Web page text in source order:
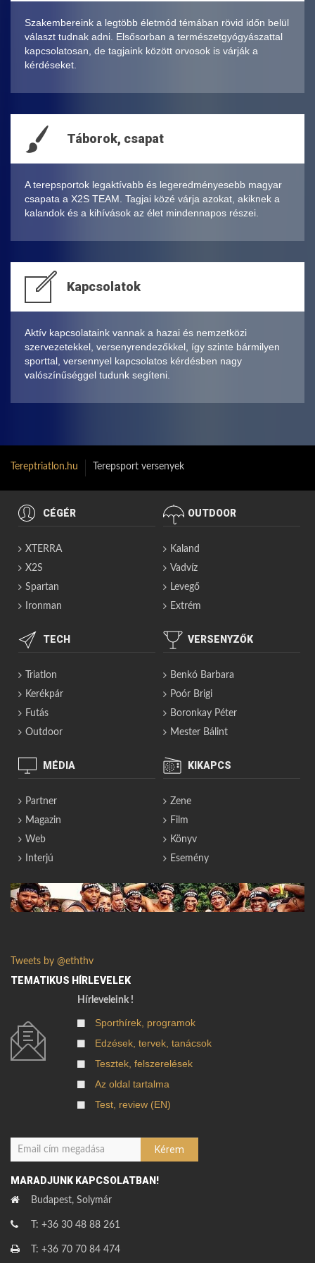
Szakembereink a legtöbb életmód témában rövid időn belül
választ tudnak adni. Elsősorban a természetgyógyászattal
kapcsolatosan, de tagjaink között orvosok is várják a
kérdéseket.
Táborok, csapat
A terepsportok legaktívabb és legeredményesebb magyar
csapata a X2S TEAM. Tagjai közé várja azokat, akiknek a
kalandok és a kihívások az élet mindennapos részei.
Kapcsolatok
Aktív kapcsolataink vannak a hazai és nemzetközi
szervezetekkel, versenyrendezőkkel, így szinte bármilyen
sporttal, versennyel kapcsolatos kérdésben nagy
valószínűséggel tudunk segíteni.
Tereptriatlon.hu Terepsport versenyek
CÉGÉR
XTERRA
X2S
Spartan
Ironman
OUTDOOR
Kaland
Vadvíz
Levegő
Extrém
TECH
Triatlon
Kerékpár
Futás
Outdoor
VERSENYZŐK
Benkó Barbara
Poór Brigi
Boronkay Péter
Mester Bálint
MÉDIA
Partner
Magazin
Web
Interjú
KIKAPCS
Zene
Film
Könyv
Esemény
Tweets by @eththv
TEMATIKUS HÍRLEVELEK
Hírleveleink !
Sporthírek, programok
Edzések, tervek, tanácsok
Tesztek, felszerelések
Az oldal tartalma
Test, review (EN)
MARADJUNK KAPCSOLATBAN!
Budapest, Solymár
T: +36 30 48 88 261
T: +36 70 70 84 474